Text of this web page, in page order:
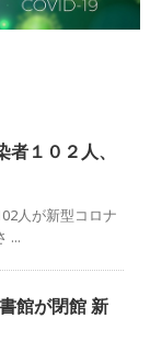
者１０２人、
人が新型コロナ
...
館が閉館 新